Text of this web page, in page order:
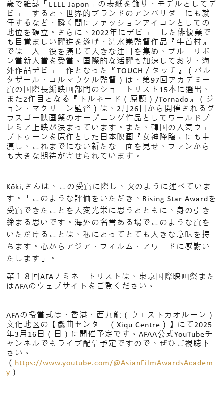
歳で雑誌「ELLE Japon」の表紙を飾り、モデルとしてデ
ビューすると、世界的ブランドのアンバサダーにも就
任するなど、瞬く間にファッションアイコンとしての
地位を確立。さらに、2022年にデビューした俳優業で
も目覚ましい躍進を遂げ、清水崇監督作品『牛首村』
では一人二役を演じて大きな注目を集め、ブルーリボ
ン賞新人賞を受賞。国際的な活躍も加速しており、海
外作品デビュー作となった『TOUCH／タッチ』（バル
タザール・コルマウクル監督）は、第97回アカデミー
賞の国際長編映画部門のショートリスト15本に選出、
また2作目となる『トルネード（原題）/Tornado』（ジ
ョン・マクリーン監督）は、2月26日から開催されるグ
ラスゴー映画祭のオープニング作品としてワールドプ
レミア上映が決まっています。また、韓国の人気ウェ
ブトゥーンを原作とした日本映画『女神降臨』にも主
演し、これまでにない新たな一面を見せ、ファンから
も大きな期待が寄せられています。
Kōki,さんは、この受賞に際し、次のように述べていま
す。「このような評価をいただき、Rising Star Awardを
受賞できたことを大変光栄に思うとともに、身の引き
締まる思いです。海外の名誉ある場でこのような賞を
いただけることは、私にとってとても大きな意味を持
ちます。心からアジア・フィルム・アワードに感謝い
たします」。
第１８回AFAノミネートリストは、東京国際映画祭また
はAFAのウェブサイトをご覧ください。
AFAの授賞式は、香港・西九龍（ウエストカオルーン）
文化地区の【戯曲センター（Xiqu Centre）】にて2025
年3月16日（日）に開催予定です。AFAA公式YouTubeチ
ャンネルでもライブ配信予定ですので、ぜひご視聴下
さい。
（ https://www.youtube.com/@AsianFilmAwardsAcadem
y ）